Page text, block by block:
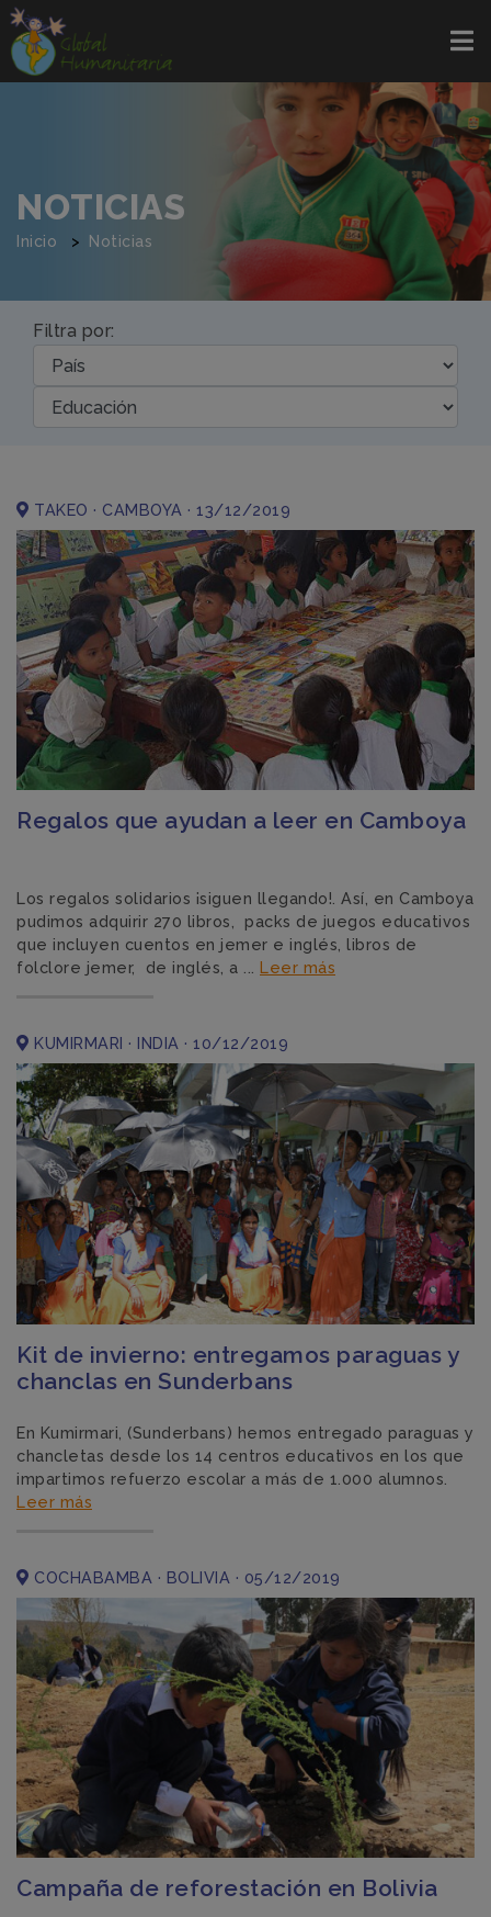
NOTICIAS
Inicio Noticias
Filtra por:
TAKEO · CAMBOYA · 13/12/2019
Regalos que ayudan a leer en Camboya
Los regalos solidarios ¡siguen llegando!. Así, en Camboya
pudimos adquirir 270 libros, packs de juegos educativos
que incluyen cuentos en jemer e inglés, libros de
folclore jemer, de inglés, a ... Leer más
KUMIRMARI · INDIA · 10/12/2019
Kit de invierno: entregamos paraguas y
chanclas en Sunderbans
En Kumirmari, (Sunderbans) hemos entregado paraguas y
chancletas desde los 14 centros educativos en los que
impartimos refuerzo escolar a más de 1.000 alumnos.
Leer más
COCHABAMBA · BOLIVIA · 05/12/2019
Campaña de reforestación en Bolivia